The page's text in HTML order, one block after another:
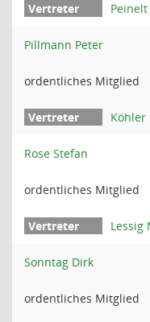
Pillmann Peter
ordentliches Mitglied
Köhler
Rose Stefan
ordentliches Mitglied
Lessig
Sonntag Dirk
ordentliches Mitglied